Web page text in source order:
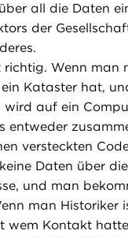
all die Daten
der
richtig. Wenn man
Kataster hat,
wird auf ein
entweder
versteckten
Daten über die
und man
man Historiker
wem Kontakt